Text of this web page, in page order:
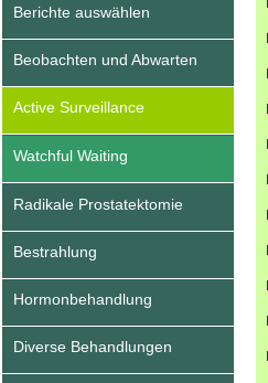
Berichte auswählen
Beobachten und Abwarten
Active Surveillance
Watchful Waiting
Radikale Prostatektomie
Bestrahlung
Hormonbehandlung
Diverse Behandlungen